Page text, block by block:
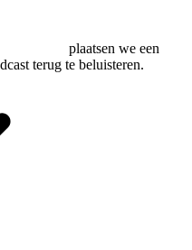
plaatsen we een
terug te beluisteren.